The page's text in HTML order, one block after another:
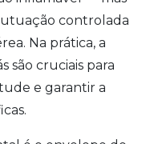
controlada
Na prática, a
são cruciais para
e garantir a